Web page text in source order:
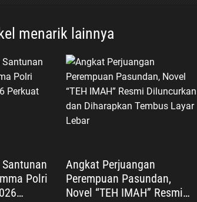
menarik lainnya
Santunan
Polri
Angkat Perjuangan
Perempuan Pasundan,
Novel “TEH IMAH” Resmi